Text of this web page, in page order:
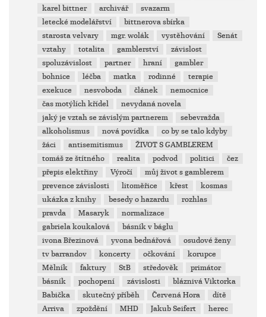
karel bittner
archivář
svazarm
letecké modelářství
bittnerova sbírka
starosta velvary
mgr. wolák vystěhování
Senát
vztahy
totalita gamblerství
závislost
spoluzávislost
partner hraní
gambler
bohnice
léčba matka rodinné
terapie
exekuce
nesvoboda článek
nemocnice
čas motýlích křídel
nevydaná novela
jaký je vztah se závislým partnerem
sebevražda
alkoholismus
nová povídka
co by se talo kdyby
žáci
antisemitismus
ŽIVOT S GAMBLEREM
tomáš ze štítného
realita podvod politici
čez
přepis elektřiny
Výročí
můj život s gamblerem
prevence závislosti
litoměřice křest
kosmas
ukázka z knihy
besedy o hazardu
rozhlas
pravda
Masaryk
normalizace
gabriela koukalová
básník v báglu
ivona Březinová
yvona bednářová
osudové ženy
tv barrandov
koncerty očkování
korupce
Mělník
faktury StB středověk
primátor
básník
pochopení závislosti
bláznivá Viktorka
Babička
skutečný příběh Červená Hora
dítě
Arriva
zpoždění MHD Jakub Seifert
herec